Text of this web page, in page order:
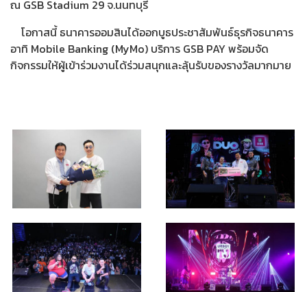
ณ GSB Stadium 29 จ.นนทบุรี
โอกาสนี้ ธนาคารออมสินได้ออกบูธประชาสัมพันธ์ธุรกิจธนาคาร
อาทิ Mobile Banking (MyMo) บริการ GSB PAY พร้อมจัด
กิจกรรมให้ผู้เข้าร่วมงานได้ร่วมสนุกและลุ้นรับของรางวัลมากมาย